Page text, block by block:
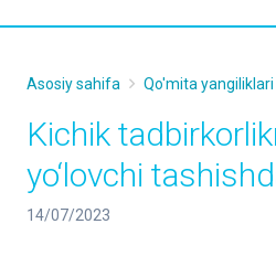
Asosiy sahifa Qo'mita yangiliklari
Kichik
yo‘lovchi
14/07/2023